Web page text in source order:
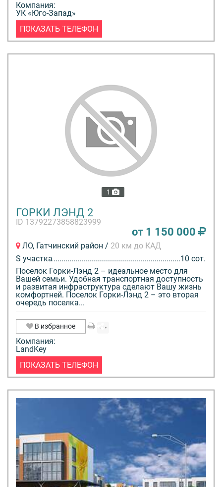
Компания:
УК «Юго-Запад»
ПОКАЗАТЬ ТЕЛЕФОН
1
ГОРКИ ЛЭНД 2
ID 13792273858823999
от 1 150 000
ЛО, Гатчинский район / 20 км до КАД
S участка
10 сот.
Поселок Горки-Лэнд 2 – идеальное место для
Вашей семьи. Удобная транспортная доступность
и развитая инфраструктура сделают Вашу жизнь
комфортней. Поселок Горки-Лэнд 2 – это вторая
очередь поселка...
В избранное
Компания:
LandKey
ПОКАЗАТЬ ТЕЛЕФОН